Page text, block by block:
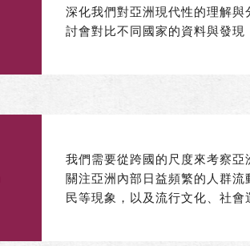
深化我們對亞洲現代性的理解
討會對比不同國家的資料與發現
我們需要從跨國的尺度來考察
關注亞洲內部日益頻繁的人群
民等現象，以及流行文化、社會